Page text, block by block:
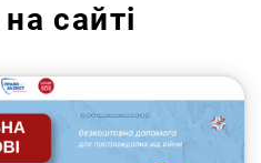
сайті